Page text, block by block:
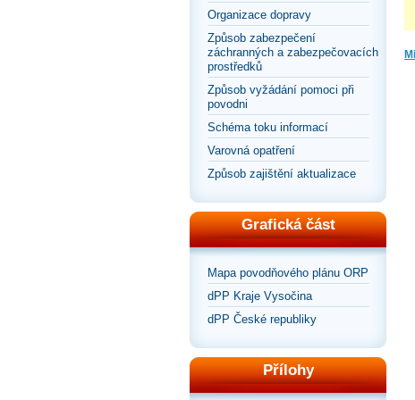
Organizace dopravy
Způsob zabezpečení
záchranných a zabezpečovacích
prostředků
Způsob vyžádání pomoci při
povodni
Schéma toku informací
Varovná opatření
Způsob zajištění aktualizace
Grafická část
Mapa povodňového plánu ORP
dPP Kraje Vysočina
dPP České republiky
Přílohy